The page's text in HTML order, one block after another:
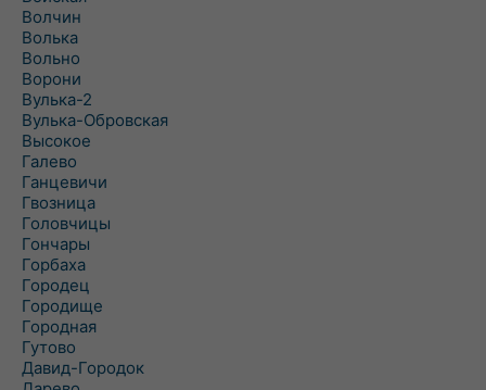
Волчин
Волька
Вольно
Ворони
Вулька-2
Вулька-Обровская
Высокое
Галево
Ганцевичи
Гвозница
Головчицы
Гончары
Горбаха
Городец
Городище
Городная
Гутово
Давид-Городок